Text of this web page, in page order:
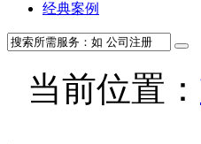
经典案例
当前位置：